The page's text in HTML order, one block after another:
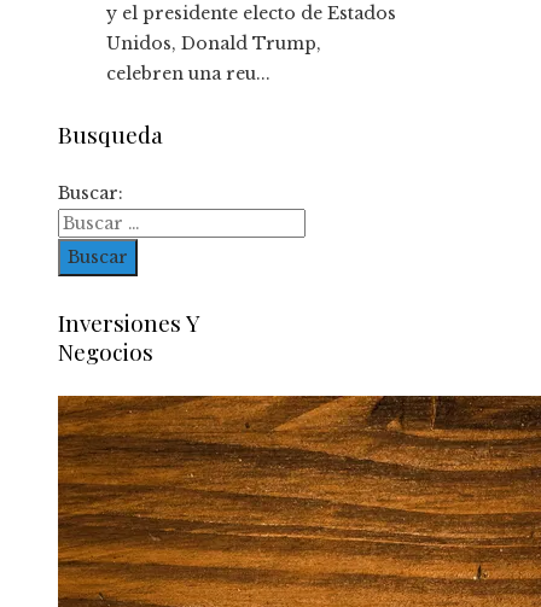
y el presidente electo de Estados
Unidos, Donald Trump,
celebren una reu...
Busqueda
Buscar:
Inversiones Y
Negocios